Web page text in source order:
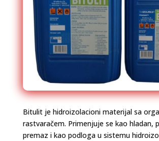
Bitulit je hidroizolacioni materijal sa
rastvaračem. Primenjuje se kao hladan,
premaz i kao podloga u sistemu